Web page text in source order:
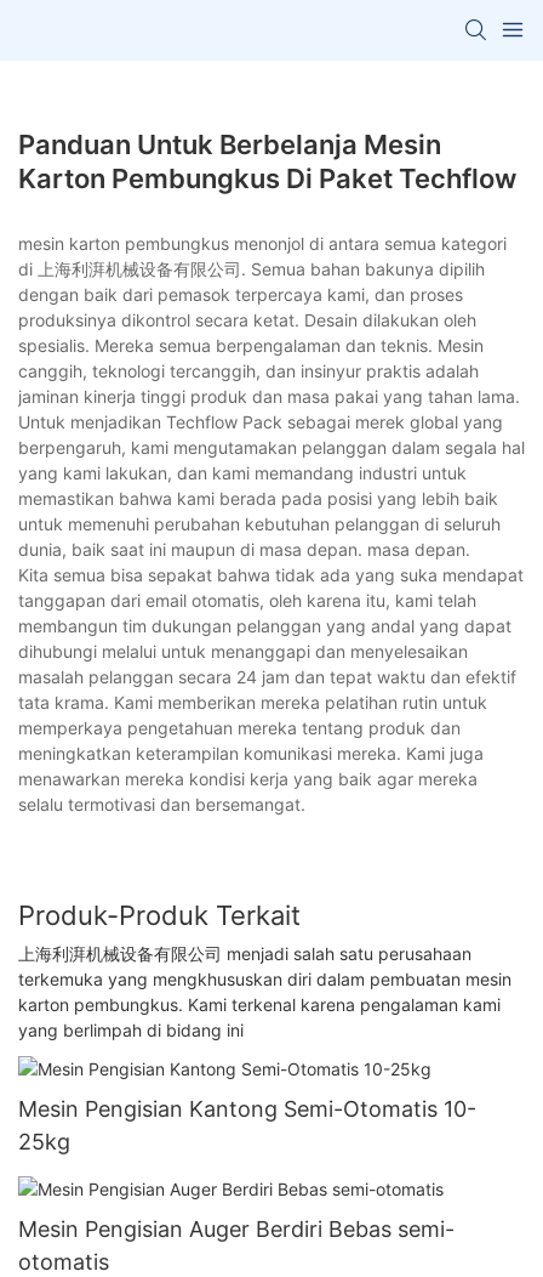
Panduan Untuk Berbelanja Mesin
Karton Pembungkus Di Paket Techflow
mesin karton pembungkus menonjol di antara semua kategori
di 上海利湃机械设备有限公司. Semua bahan bakunya dipilih
dengan baik dari pemasok terpercaya kami, dan proses
produksinya dikontrol secara ketat. Desain dilakukan oleh
spesialis. Mereka semua berpengalaman dan teknis. Mesin
canggih, teknologi tercanggih, dan insinyur praktis adalah
jaminan kinerja tinggi produk dan masa pakai yang tahan lama.
Untuk menjadikan Techflow Pack sebagai merek global yang
berpengaruh, kami mengutamakan pelanggan dalam segala hal
yang kami lakukan, dan kami memandang industri untuk
memastikan bahwa kami berada pada posisi yang lebih baik
untuk memenuhi perubahan kebutuhan pelanggan di seluruh
dunia, baik saat ini maupun di masa depan. masa depan.
Kita semua bisa sepakat bahwa tidak ada yang suka mendapat
tanggapan dari email otomatis, oleh karena itu, kami telah
membangun tim dukungan pelanggan yang andal yang dapat
dihubungi melalui untuk menanggapi dan menyelesaikan
masalah pelanggan secara 24 jam dan tepat waktu dan efektif
tata krama. Kami memberikan mereka pelatihan rutin untuk
memperkaya pengetahuan mereka tentang produk dan
meningkatkan keterampilan komunikasi mereka. Kami juga
menawarkan mereka kondisi kerja yang baik agar mereka
selalu termotivasi dan bersemangat.
Produk-Produk Terkait
上海利湃机械设备有限公司 menjadi salah satu perusahaan
terkemuka yang mengkhususkan diri dalam pembuatan mesin
karton pembungkus. Kami terkenal karena pengalaman kami
yang berlimpah di bidang ini
Mesin Pengisian Kantong Semi-Otomatis 10-
25kg
Mesin Pengisian Auger Berdiri Bebas semi-
otomatis